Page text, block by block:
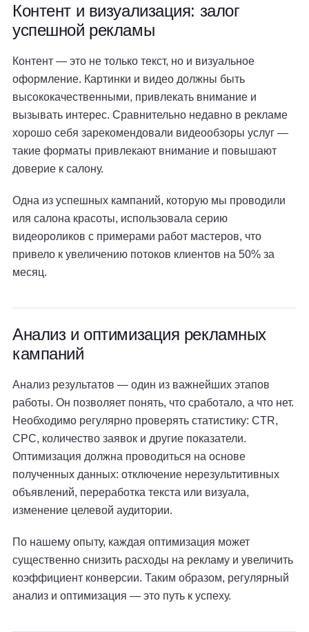
Контент и визуализация: залог
успешной рекламы
Контент — это не только текст, но и визуальное
оформление. Картинки и видео должны быть
высококачественными, привлекать внимание и
вызывать интерес. Сравнительно недавно в рекламе
хорошо себя зарекомендовали видеообзоры услуг —
такие форматы привлекают внимание и повышают
доверие к салону.
Одна из успешных кампаний, которую мы проводили
иля салона красоты, использовала серию
видеороликов с примерами работ мастеров, что
привело к увеличению потоков клиентов на 50% за
месяц.
Анализ и оптимизация рекламных
кампаний
Анализ результатов — один из важнейших этапов
работы. Он позволяет понять, что сработало, а что нет.
Необходимо регулярно проверять статистику: CTR,
CPC, количество заявок и другие показатели.
Оптимизация должна проводиться на основе
полученных данных: отключение нерезультитивных
объявлений, переработка текста или визуала,
изменение целевой аудитории.
По нашему опыту, каждая оптимизация может
существенно снизить расходы на рекламу и увеличить
коэффициент конверсии. Таким образом, регулярный
анализ и оптимизация — это путь к успеху.